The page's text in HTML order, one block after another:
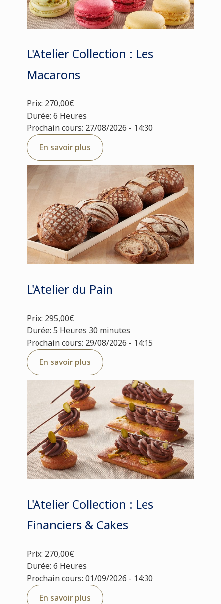
L'Atelier Collection : Les
Macarons
Prix: 270,00€
Durée: 6 Heures
Prochain cours: 27/08/2026 - 14:30
En savoir plus
L'Atelier du Pain
Prix: 295,00€
Durée: 5 Heures 30 minutes
Prochain cours: 29/08/2026 - 14:15
En savoir plus
L'Atelier Collection : Les
Financiers & Cakes
Prix: 270,00€
Durée: 6 Heures
Prochain cours: 01/09/2026 - 14:30
En savoir plus